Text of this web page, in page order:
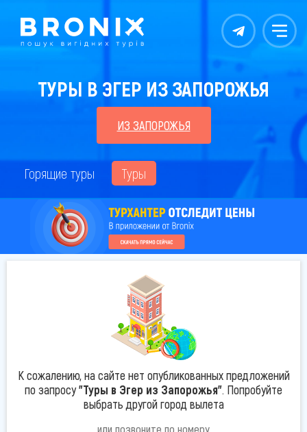
Контакты Меню
ТУРЫ В ЭГЕР ИЗ ЗАПОРОЖЬЯ
ИЗ ЗАПОРОЖЬЯ
Горящие туры Туры
К сожалению, на сайте нет опубликованных предложений
по запросу"Туры в Эгер из Запорожья". Попробуйте
выбрать другой город вылета
или позвоните по номеру